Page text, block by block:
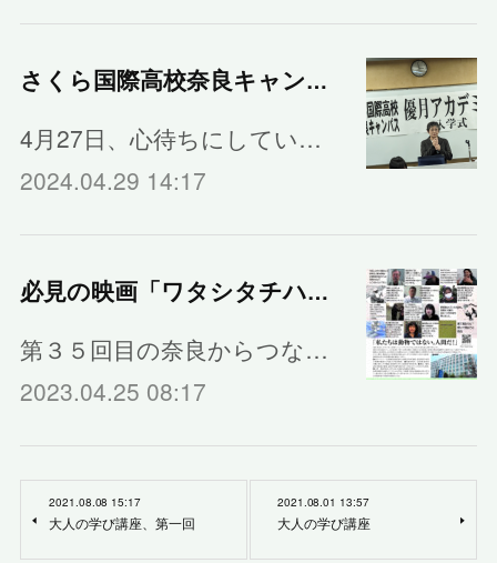
さくら国際高校奈良キャンパスの入学式
4月27日、心待ちにしてい…
2024.04.29 14:17
必見の映画「ワタシタチハニンゲンダ」
第３５回目の奈良からつな…
2023.04.25 08:17
2021.08.08 15:17
大人の学び講座、第一回
2021.08.01 13:57
大人の学び講座